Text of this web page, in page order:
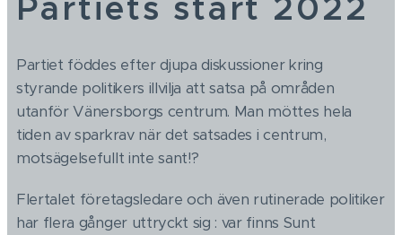
Partiets start 2022
Partiet föddes efter djupa diskussioner kring
styrande politikers illvilja att satsa på områden
utanför Vänersborgs centrum. Man möttes hela
tiden av sparkrav när det satsades i centrum,
motsägelsefullt inte sant!?
Flertalet företagsledare och även rutinerade politiker
har flera gånger uttryckt sig : var finns Sunt